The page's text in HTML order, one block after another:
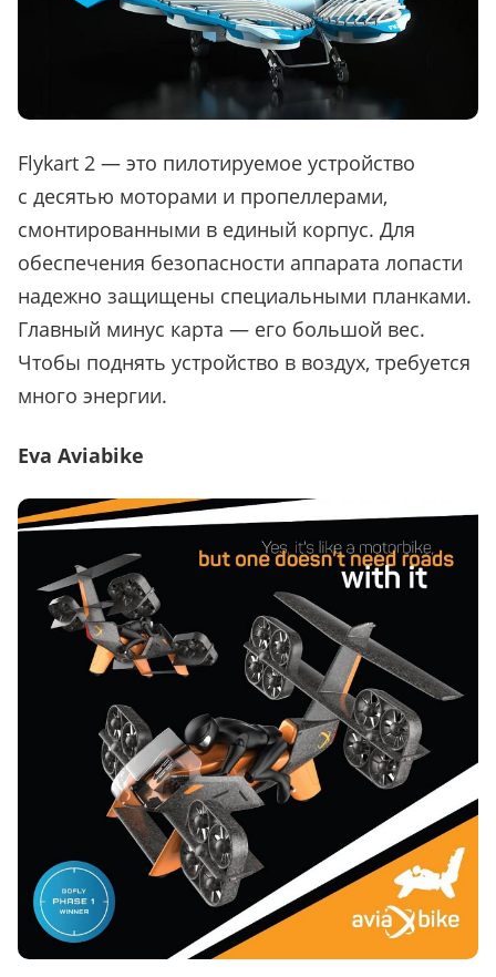
Flykart 2 — это пилотируемое устройство
с десятью моторами и пропеллерами,
смонтированными в единый корпус. Для
обеспечения безопасности аппарата лопасти
надежно защищены специальными планками.
Главный минус карта — его большой вес.
Чтобы поднять устройство в воздух, требуется
много энергии.
Eva Aviabike